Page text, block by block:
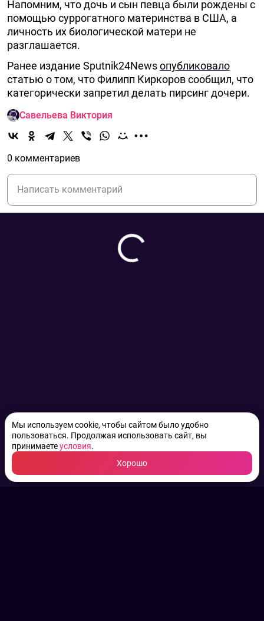
Мы используем cookie, чтобы сайтом было удобно
пользоваться. Продолжая использовать сайт, вы
принимаетеусловия.
Хорошо
Напомним, что дочь и сын певца были рождены с
помощью суррогатного материнства в США, а
личность их биологической матери не
разглашается.
Ранее издание Sputnik24Newsопубликовало
статью о том, что Филипп Киркоров сообщил, что
категорически запретил делать пирсинг дочери.
Савельева Виктория
0 комментариев